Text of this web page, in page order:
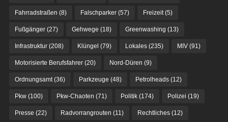
Fahrradstraßen (8) Falschparker(57) Freizeit(5)
Fußgänger(27) Gehwege (18) Greenwashing (13)
Infrastruktur(208) Klüngel (79) Lokales(235) MIV(91)
Motorisierte Berufsfahrer(20) Nord-Düren (9)
Ordnungsamt(36) Parkzeuge (48) Petrolheads(12)
Pkw(100) Pkw-Chaoten (71) Politik(174) Polizei (19)
Presse (22) Radvorrangrouten (11) Rechtliches(12)